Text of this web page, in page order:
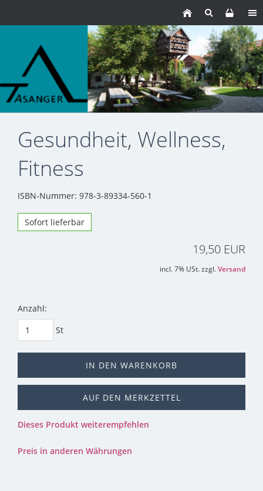
Gesundheit, Wellness,
Fitness
ISBN-Nummer: 978-3-89334-560-1
Sofort lieferbar
19,50 EUR
incl. 7% USt. zzgl. Versand
Anzahl:
St
IN DEN WARENKORB
AUF DEN MERKZETTEL
Dieses Produkt weiterempfehlen
Preis in anderen Währungen